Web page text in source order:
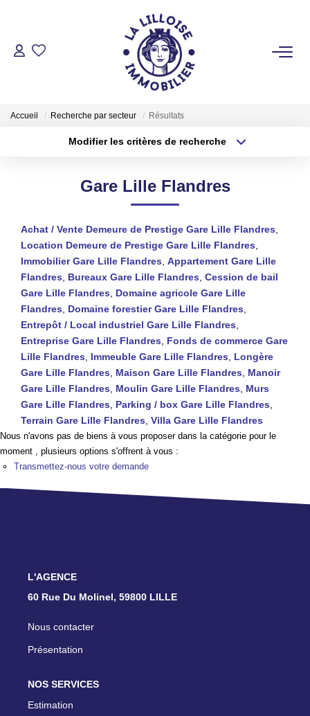
ACHETER
Tous Nos Biens
VENDRE
GESTION LOCATIVE
TRANSACTIONS RÉALISÉES
NOTRE AGENCE
EN
Accueil Recherche par secteur Résultats
Modifier les critères de recherche
Budget max Plus de critères
Créer une alerte
Gare Lille Flandres
Achat / Vente Demeure de Prestige Gare Lille Flandres
Location Demeure de Prestige Gare Lille Flandres
Immobilier Gare Lille Flandres Appartement Gare Lille
Flandres
Bureaux Gare Lille Flandres Cession de bail
Gare Lille Flandres
Domaine agricole Gare Lille
Flandres
Domaine forestier Gare Lille Flandres
Entrepôt / Local industriel Gare Lille Flandres
Entreprise Gare Lille Flandres
Fonds de commerce Gare
Lille Flandres
Immeuble Gare Lille Flandres
Longère
Gare Lille Flandres
Maison Gare Lille Flandres
Manoir
Gare Lille Flandres
Moulin Gare Lille Flandres
Murs
Gare Lille Flandres
Parking / box Gare Lille Flandres
Terrain Gare Lille Flandres Villa Gare Lille Flandres
Nous n'avons pas de biens à vous proposer dans la catégorie pour le
moment , plusieurs options s'offrent à vous :
Transmettez-nous votre demande
L'AGENCE
60 Rue Du Molinel, 59800 LILLE
Nous contacter
Présentation
NOS SERVICES
Estimation